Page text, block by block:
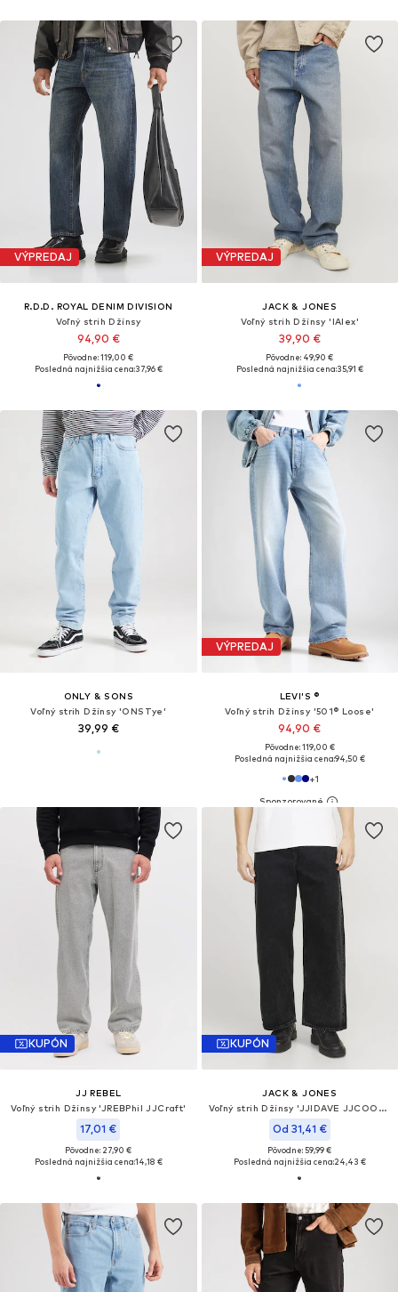
VÝPREDAJ
R.D.D. ROYAL DENIM DIVISION
Voľný strih Džínsy
94,90 €
Pôvodne: 119,00 €
Posledná najnižšia cena:37,96 €
VÝPREDAJ
JACK & JONES
Voľný strih Džínsy 'IAlex'
39,90 €
Pôvodne: 49,90 €
Posledná najnižšia cena:35,91 €
ONLY & SONS
Voľný strih Džínsy 'ONSTye'
39,99 €
VÝPREDAJ
LEVI'S ®
Voľný strih Džínsy '501® Loose'
94,90 €
Pôvodne: 119,00 €
Posledná najnižšia cena:94,50 €
+1
KUPÓN
JJ REBEL
Voľný strih Džínsy 'JREBPhil JJCraft'
17,01 €
Pôvodne: 27,90 €
Posledná najnižšia cena:14,18 €
KUPÓN
JACK & JONES
Voľný strih Džínsy 'JJIDAVE JJCOOPER'
Od 31,41 €
Pôvodne: 59,99 €
Posledná najnižšia cena:24,43 €